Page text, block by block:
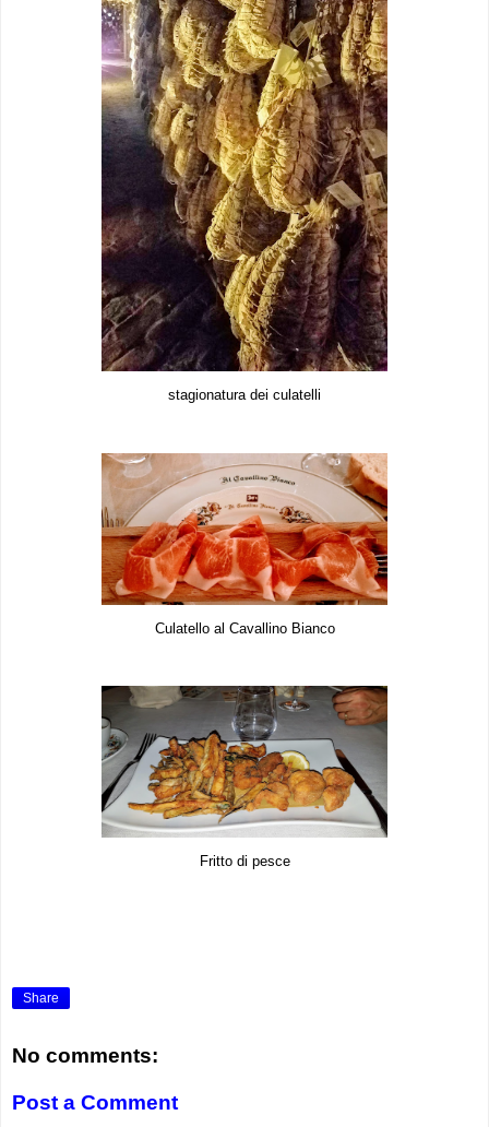
stagionatura dei culatelli
Culatello al Cavallino Bianco
Fritto di pesce
Share
No comments:
Post a Comment